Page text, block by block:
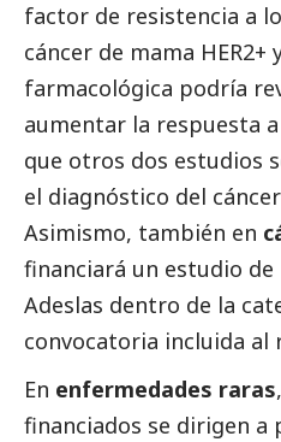
factor de resistencia a
cáncer de mama HER2+
farmacológica podría
aumentar la respuesta
que otros dos estudios
el diagnóstico del
Asimismo, también en
financiará un estudio
Adeslas dentro de la
convocatoria incluida al
En enfermedades raras
financiados se dirigen a